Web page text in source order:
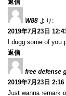
返信
W88 より:
2019年7月23日
I dugg some of you
返信
free defense
2019年7月23日 2:16
Just wanna remark